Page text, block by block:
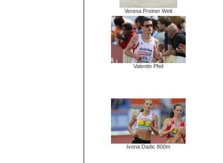
Verena Preiner Weit
Valentin Pfeil
Ivona Dadic 800m